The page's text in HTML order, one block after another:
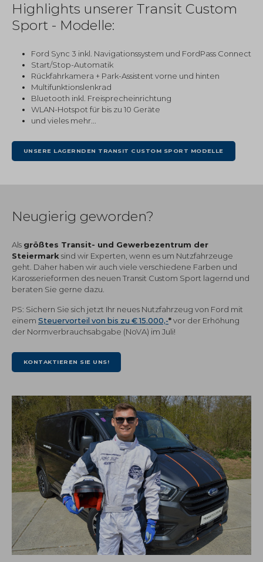
Highlights unserer Transit Custom
Sport - Modelle:
Ford Sync 3 inkl. Navigationssystem und FordPass Connect
Start/Stop-Automatik
Rückfahrkamera + Park-Assistent vorne und hinten
Multifunktionslenkrad
Bluetooth inkl. Freisprecheinrichtung
WLAN-Hotspot für bis zu 10 Geräte
und vieles mehr...
UNSERE LAGERNDEN TRANSIT CUSTOM SPORT MODELLE
Neugierig geworden?
Als größtes Transit- und Gewerbezentrum der
Steiermark sind wir Experten, wenn es um Nutzfahrzeuge
geht. Daher haben wir auch viele verschiedene Farben und
Karosserieformen des neuen Transit Custom Sport lagernd und
beraten Sie gerne dazu.
PS: Sichern Sie sich jetzt Ihr neues Nutzfahrzeug von Ford mit
einem Steuervorteil von bis zu € 15.000,-*vor der Erhöhung
der Normverbrauchsabgabe (NoVA) im Juli!
KONTAKTIEREN SIE UNS!